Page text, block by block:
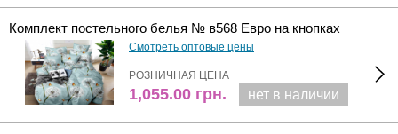
Комплект постельного белья № в568 Евро на кнопках
Смотреть оптовые цены
РОЗНИЧНАЯ ЦЕНА
1,055.00 грн. нет в наличии